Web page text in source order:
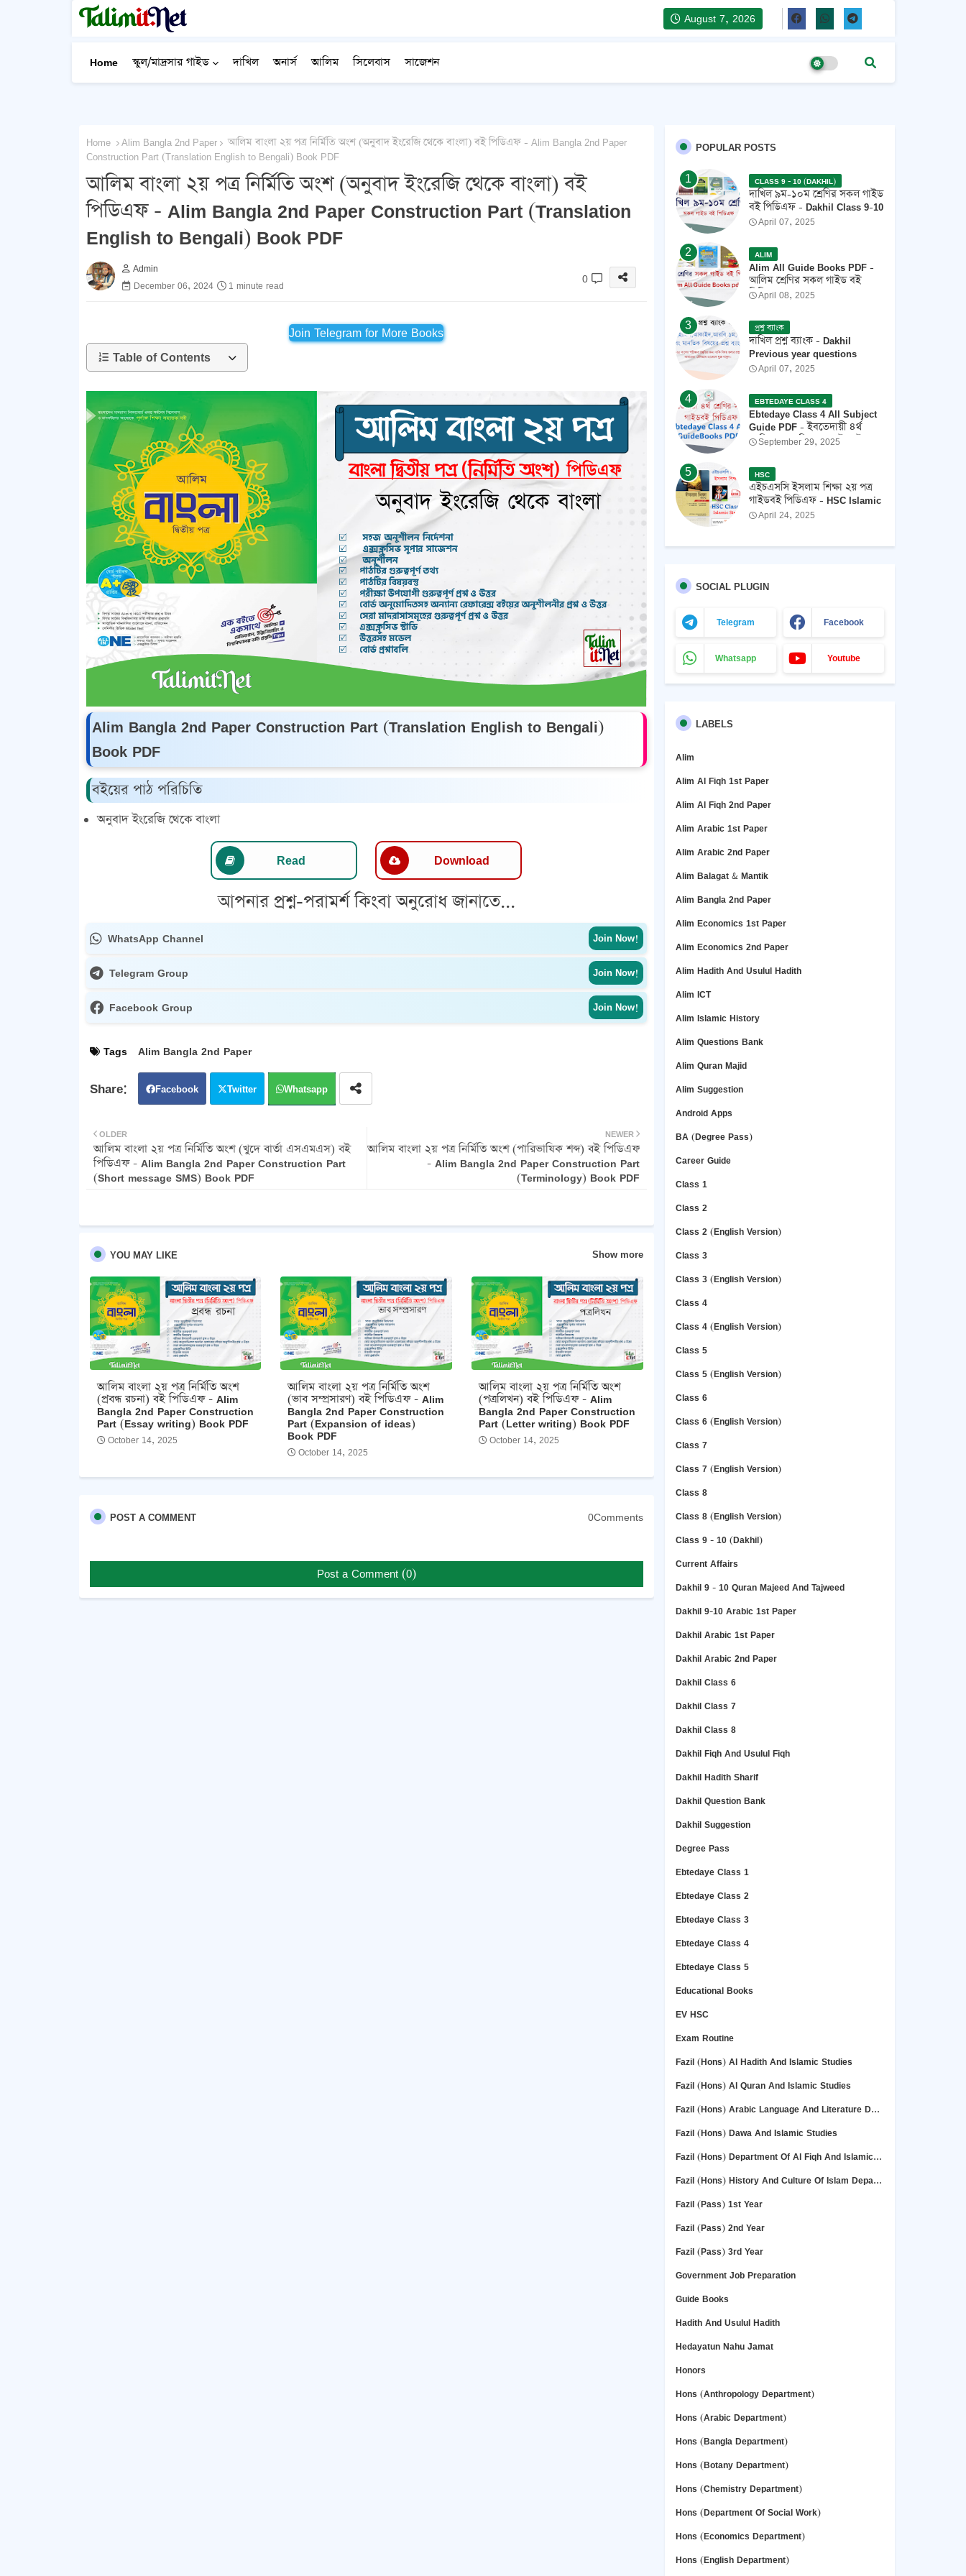
August 7, 2026
Home স্কুল/মাদ্রসার গাইড দাখিল অনার্স আলিম সিলেবাস সাজেশন
Home Alim Bangla 2nd Paper
আলিম বাংলা ২য় পত্র নির্মিতি অংশ (অনুবাদ ইংরেজি থেকে বাংলা) বই পিডিএফ - Alim Bangla 2nd Paper
Construction Part (Translation English to Bengali) Book PDF
আলিম বাংলা ২য় পত্র নির্মিতি অংশ (অনুবাদ ইংরেজি থেকে বাংলা) বই
পিডিএফ - Alim Bangla 2nd Paper Construction Part (Translation
English to Bengali) Book PDF
Admin
December 06, 2024
1 minute read 0
Join Telegram for More Books
Table of Contents
Alim Bangla 2nd Paper Construction Part (Translation English to Bengali)
Book PDF
বইয়ের পাঠ পরিচিতি
অনুবাদ ইংরেজি থেকে বাংলা
Read Download
আপনার প্রশ্ন-পরামর্শ কিংবা অনুরোধ জানাতে...
WhatsApp Channel Join Now!
Telegram Group Join Now!
Facebook Group Join Now!
Tags Alim Bangla 2nd Paper
Facebook Twitter Whatsapp
NEWER
আলিম বাংলা ২য় পত্র নির্মিতি অংশ (পারিভাষিক শব্দ) বই পিডিএফ
- Alim Bangla 2nd Paper Construction Part
(Terminology) Book PDF
OLDER
আলিম বাংলা ২য় পত্র নির্মিতি অংশ (খুদে বার্তা এসএমএস) বই
পিডিএফ - Alim Bangla 2nd Paper Construction Part
(Short message SMS) Book PDF
YOU MAY LIKE Show more
আলিম বাংলা ২য় পত্র নির্মিতি অংশ
(প্রবন্ধ রচনা) বই পিডিএফ - Alim
Bangla 2nd Paper Construction
Part (Essay writing) Book PDF
October 14, 2025
আলিম বাংলা ২য় পত্র নির্মিতি অংশ
(ভাব সম্প্রসারণ) বই পিডিএফ - Alim
Bangla 2nd Paper Construction
Part (Expansion of ideas)
Book PDF
October 14, 2025
আলিম বাংলা ২য় পত্র নির্মিতি অংশ
(পত্রলিখন) বই পিডিএফ - Alim
Bangla 2nd Paper Construction
Part (Letter writing) Book PDF
October 14, 2025
POST A COMMENT 0Comments
Post a Comment (0)
POPULAR POSTS
CLASS 9 - 10 (DAKHIL)
দাখিল ৯ম-১০ম শ্রেণির সকল গাইড
বই পিডিএফ - Dakhil Class 9-10
All Guide Books Pdf 2026 -
April 07, 2025
ALIM
Alim All Guide Books PDF -
আলিম শ্রেণির সকল গাইড বই
পিডিএফ 2026
April 08, 2025
প্রশ্ন ব্যাংক
দাখিল প্রশ্ন ব্যাংক - Dakhil
Previous year questions
April 07, 2025
EBTEDAYE CLASS 4
Ebtedaye Class 4 All Subject
Guide PDF - ইবতেদায়ী ৪র্থ
শ্রেণির সকল বিষয়ের গাইডবই
September 29, 2025
HSC
এইচএসসি ইসলাম শিক্ষা ২য় পত্র
গাইডবই পিডিএফ - HSC Islamic
Studies 2nd Paper Guide PDF
April 24, 2025
SOCIAL PLUGIN
Telegram Facebook
Whatsapp Youtube
LABELS
Alim
Alim Al Fiqh 1st Paper
Alim Al Fiqh 2nd Paper
Alim Arabic 1st Paper
Alim Arabic 2nd Paper
Alim Balagat & Mantik
Alim Bangla 2nd Paper
Alim Economics 1st Paper
Alim Economics 2nd Paper
Alim Hadith And Usulul Hadith
Alim ICT
Alim Islamic History
Alim Questions Bank
Alim Quran Majid
Alim Suggestion
Android Apps
BA (Degree Pass)
Career Guide
Class 1
Class 2
Class 2 (English Version)
Class 3
Class 3 (English Version)
Class 4
Class 4 (English Version)
Class 5
Class 5 (English Version)
Class 6
Class 6 (English Version)
Class 7
Class 7 (English Version)
Class 8
Class 8 (English Version)
Class 9 - 10 (Dakhil)
Current Affairs
Dakhil 9 - 10 Quran Majeed And Tajweed
Dakhil 9-10 Arabic 1st Paper
Dakhil Arabic 1st Paper
Dakhil Arabic 2nd Paper
Dakhil Class 6
Dakhil Class 7
Dakhil Class 8
Dakhil Fiqh And Usulul Fiqh
Dakhil Hadith Sharif
Dakhil Question Bank
Dakhil Suggestion
Degree Pass
Ebtedaye Class 1
Ebtedaye Class 2
Ebtedaye Class 3
Ebtedaye Class 4
Ebtedaye Class 5
Educational Books
EV HSC
Exam Routine
Fazil (Hons) Al Hadith And Islamic Studies
Fazil (Hons) Al Quran And Islamic Studies
Fazil (Hons) Arabic Language And Literature Deper Department
Fazil (Hons) Dawa And Islamic Studies
Fazil (Hons) Department Of Al Fiqh And Islamic Studies
Fazil (Hons) History And Culture Of Islam Department
Fazil (Pass) 1st Year
Fazil (Pass) 2nd Year
Fazil (Pass) 3rd Year
Government Job Preparation
Guide Books
Hadith And Usulul Hadith
Hedayatun Nahu Jamat
Honors
Hons (Anthropology Department)
Hons (Arabic Department)
Hons (Bangla Department)
Hons (Botany Department)
Hons (Chemistry Department)
Hons (Department Of Social Work)
Hons (Economics Department)
Hons (English Department)